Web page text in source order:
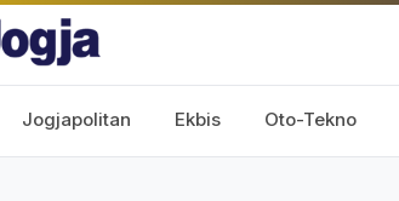
Jogjapolitan Ekbis Oto-Tekno